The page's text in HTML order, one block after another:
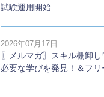
試験運用開始
2026年07月17日
〖メルマガ〗スキル棚卸
必要な学びを発見！＆フ